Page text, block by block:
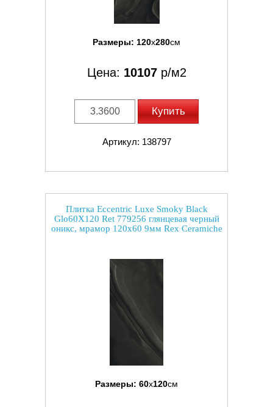
Размеры: 120x280см
Цена: 10107р/м2
Купить
Артикул: 138797
Плитка Eccentric Luxe Smoky Black
Glo60X120 Ret 779256 глянцевая черный
оникс, мрамор 120x60 9мм Rex Ceramiche
Размеры: 60x120см